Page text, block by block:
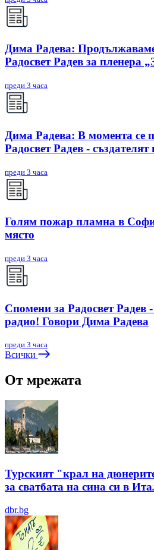
Дима Радева:
Радосвет Радев за пленера
преди 3 часа
Дима Радева: В момента се
Радосвет Радев -
преди 3 часа
Голям пожар пламна в
място
преди 3 часа
Спомени за Радосвет
радио! Говори Дима Радева
преди 3 часа
Всички
От мрежата
Турският "крал на
за сватбата на сина си в
dbr.bg